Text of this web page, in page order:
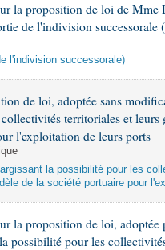
la proposition de loi de Mme
de l'indivision successorale
l'indivision successorale)
de loi, adoptée sans
territoriales et leurs
l'exploitation de leurs ports
la possibilité pour les
de la société portuaire pour
la proposition de loi, adoptée
possibilité pour les